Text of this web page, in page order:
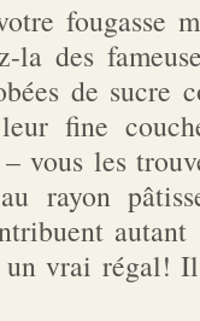
fougasse
la des
de sucre
fine
vous les
rayon
vrai régal! Il